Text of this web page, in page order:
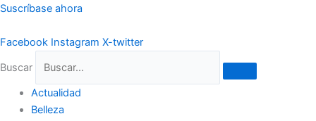
Ir
contenido
Suscríbase ahora
Facebook Instagram X-twitter
Buscar
Actualidad
Belleza